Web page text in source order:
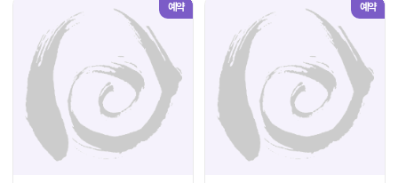
예약 예약